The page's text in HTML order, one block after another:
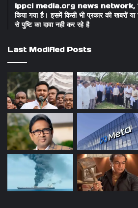
ippci media.org news network,
किया गया है। इसमें किसी भी प्रकार की खबरों
से पुष्टि का दावा नही कर रहे है
Last Modified Posts